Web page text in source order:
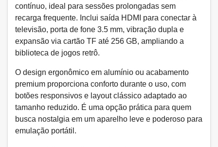
contínuo, ideal para sessões prolongadas sem
recarga frequente. Inclui saída HDMI para conectar à
televisão, porta de fone 3.5 mm, vibração dupla e
expansão via cartão TF até 256 GB, ampliando a
biblioteca de jogos retrô.
O design ergonômico em alumínio ou acabamento
premium proporciona conforto durante o uso, com
botões responsivos e layout clássico adaptado ao
tamanho reduzido. É uma opção prática para quem
busca nostalgia em um aparelho leve e poderoso para
emulação portátil.